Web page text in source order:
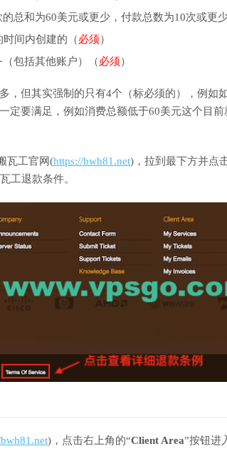
总和为60美元或更少，付款总数为10次或更
间内创建的（必须）
包括其他账户）（必须）
，但其实强制的只有4个（标必须的），例如
定要满足，例如消费总额低于60美元这个目
瓦工官网(https://bwh81.net)，拉到最下方并点
工退款条件。
)，点击右上角的“Client Area”按钮进